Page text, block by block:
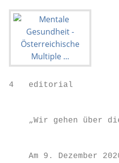
4   editorial
„Wir gehen über
Am 9. Dezember